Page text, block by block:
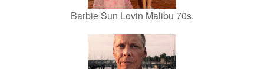
Barbie Sun Lovin Malibu 70s.